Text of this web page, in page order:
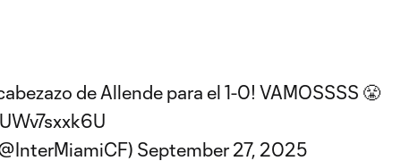
de Allende para el 1-0! VAMOSSSS 😤
September 27, 2025